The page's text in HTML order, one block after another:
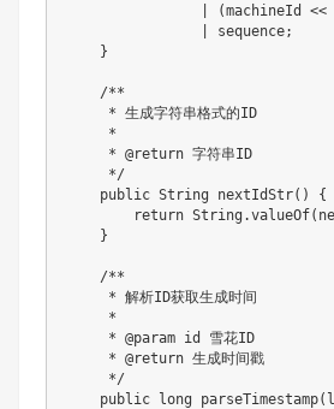
| (machineId <<
                | sequence;
    }
    /**
     * 生成字符串格式的ID
     *
     * @return 字符串ID
     */
    public String nextIdStr() {
return
    }
    /**
     * 解析ID获取生成时间
     *
     * @param id 雪花ID
     * @return 生成时间戳
     */
public long